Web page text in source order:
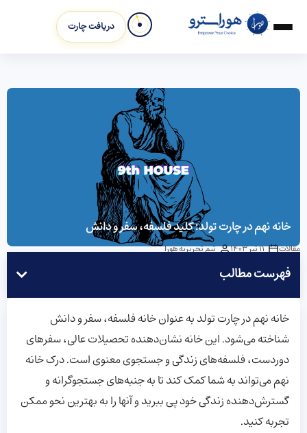
دریافت چارت
خانه نهم در چارت تولد: کلید فلسفه، سفر و دانش
مقالات 11 تیر 1403 تیم تحریریه هورا
فهرست مطالب
خانه نهم در چارت تولد به عنوان خانه فلسفه، سفر و دانش
شناخته می‌شود. این خانه نشان‌دهنده تحصیلات عالی، سفرهای
دوردست، فلسفه‌های زندگی و جستجوی معنوی است. درک خانه
نهم می‌تواند به شما کمک کند تا به جنبه‌های جستجوگرانه و
گسترش‌دهنده زندگی خود پی ببرید و آنها را به بهترین نحو ممکن
تجربه کنید.